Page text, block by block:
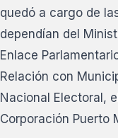
quedó a cargo de
dependían del
Enlace
Relación con
Nacional Electoral,
Corporación Puerto